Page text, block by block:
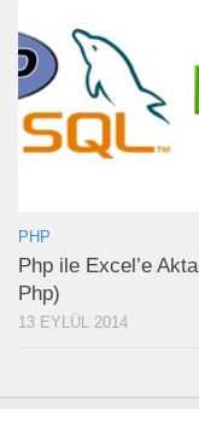
PHP
Php ile Excel’e
Php)
13 EYLÜL 2014